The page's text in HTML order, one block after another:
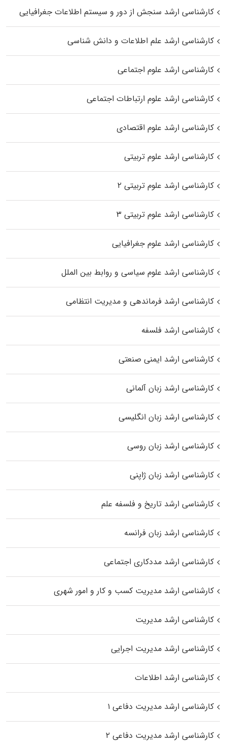
کارشناسی ارشد سنجش از دور و سیستم اطلاعات جغرافیایی
کارشناسی ارشد علم اطلاعات و دانش شناسی
کارشناسی ارشد علوم اجتماعی
کارشناسی ارشد علوم ارتباطات اجتماعی
کارشناسی ارشد علوم اقتصادی
کارشناسی ارشد علوم تربیتی
کارشناسی ارشد علوم تربیتی ۲
کارشناسی ارشد علوم تربیتی ۳
کارشناسی ارشد علوم جغرافیایی
کارشناسی ارشد علوم سیاسی و روابط بین الملل
کارشناسی ارشد فرماندهی و مدیریت انتظامی
کارشناسی ارشد فلسفه
کارشناسی ارشد ایمنی صنعتی
کارشناسی ارشد زبان آلمانی
کارشناسی ارشد زبان انگلیسی
کارشناسی ارشد زبان روسی
کارشناسی ارشد زبان ژاپنی
کارشناسی ارشد تاریخ و فلسفه علم
کارشناسی ارشد زبان فرانسه
کارشناسی ارشد مددکاری اجتماعی
کارشناسی ارشد مدیریت کسب و کار و امور شهری
کارشناسی ارشد مدیریت
کارشناسی ارشد مدیریت اجرایی
کارشناسی ارشد اطلاعات
کارشناسی ارشد مدیریت دفاعی ۱
کارشناسی ارشد مدیریت دفاعی ۲